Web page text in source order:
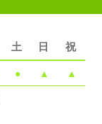
土 日 祝
● ▲ ▲